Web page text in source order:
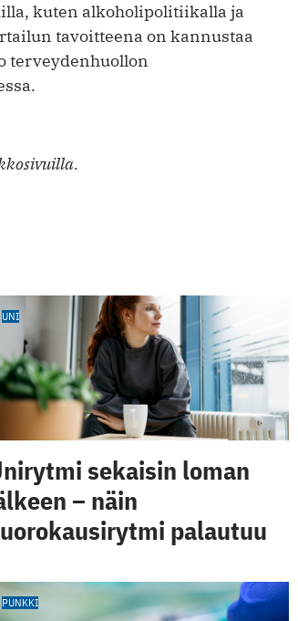
kuten alkoholipolitiikalla ja
tavoitteena on kannustaa
terveydenhuollon
UNI
sekaisin loman
– näin
palautuu
PUNKKI